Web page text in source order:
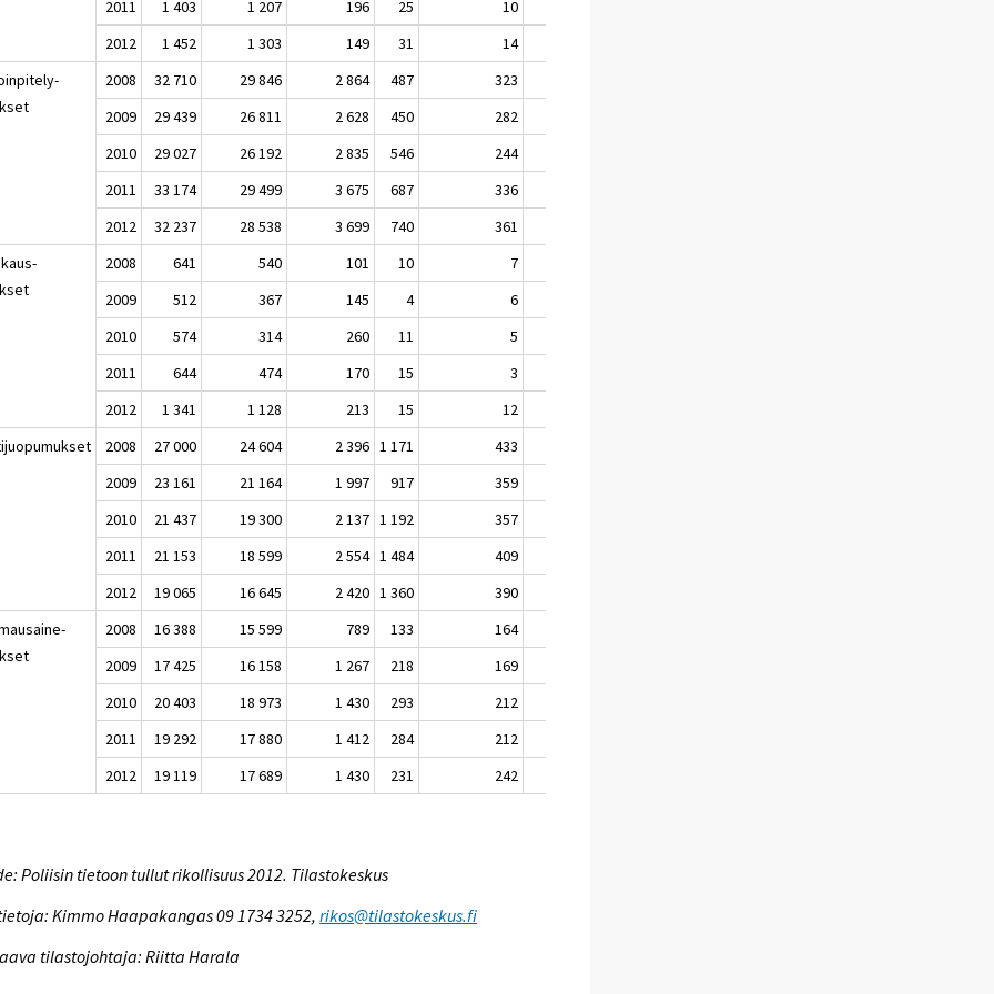
2011
1 403 1 207 196 25 10
2012
1 452 1 303 149 31 14
2008 32 710 29 846 2 864 487 323
2009
29 439 26 811 2 628 450 282
2010
29 027 26 192 2 835 546 244
2011
33 174 29 499 3 675 687 336
2012
32 237 28 538 3 699 740 361
2008 641 540 101 10 7
2009
512 367 145 4 6
2010
574 314 260 11 5
2011
644 474 170 15 3
2012
1 341 1 128 213 15 12
2008 27 000 24 604 2 396 1 171 433
2009
23 161 21 164 1 997 917 359
2010
21 437 19 300 2 137 1 192 357
2011
21 153 18 599 2 554 1 484 409
2012
19 065 16 645 2 420 1 360 390
2008 16 388 15 599 789 133 164
2009
17 425 16 158 1 267 218 169
2010
20 403 18 973 1 430 293 212
2011
19 292 17 880 1 412 284 212
2012
19 119 17 689 1 430 231 242
Poliisin tietoon tullut rikollisuus 2012. Tilastokeskus
Kimmo Haapakangas 09 1734 3252,rikos@tilastokeskus.fi
tilastojohtaja: Riitta Harala